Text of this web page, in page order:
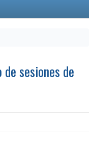
sesiones de